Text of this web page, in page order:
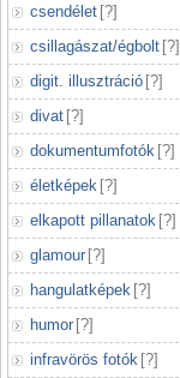
csendélet [?]
csillagászat/égbolt [?]
digit. illusztráció [?]
divat [?]
dokumentumfotók [?]
életképek [?]
elkapott pillanatok [?]
glamour [?]
hangulatképek [?]
humor [?]
infravörös fotók [?]